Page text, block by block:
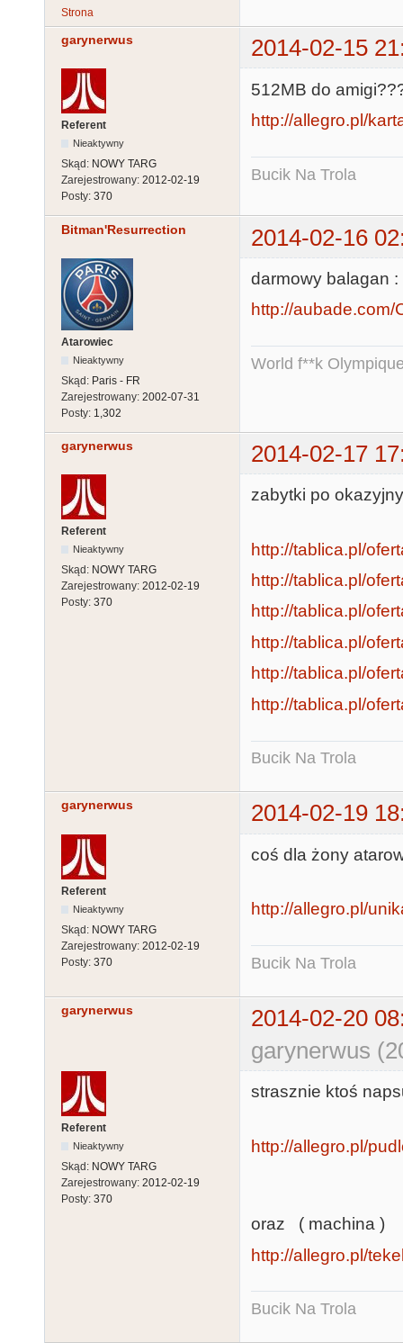
Strona
garynerwus 2014-02-15
Referent
Nieaktywny
Skąd: NOWY TARG
Zarejestrowany: 2012-02-19
Posty: 370
512MB do
http://allegro.pl/
Bucik Na Trola
Bitman'Resurrection 2014-02-16
Atarowiec
Nieaktywny
Skąd: Paris - FR
Zarejestrowany: 2002-07-31
Posty: 1,302
darmowy balagan :
http://
World f**k
garynerwus 2014-02-17
Referent
Nieaktywny
Skąd: NOWY TARG
Zarejestrowany: 2012-02-19
Posty: 370
zabytki po
http://tablica.pl/
http://tablica.pl/
http://tablica.pl/
http://tablica.pl/
http://tablica.pl/
http://tablica.pl/
Bucik Na Trola
garynerwus 2014-02-19
Referent
Nieaktywny
Skąd: NOWY TARG
Zarejestrowany: 2012-02-19
Posty: 370
coś dla żony
http://allegro.pl/
Bucik Na Trola
garynerwus
2014-02-20
garynerwus
Referent
Nieaktywny
Skąd: NOWY TARG
Zarejestrowany: 2012-02-19
Posty: 370
strasznie ktoś
http://allegro.pl/
oraz ( machina )
http://allegro.pl/
Bucik Na Trola